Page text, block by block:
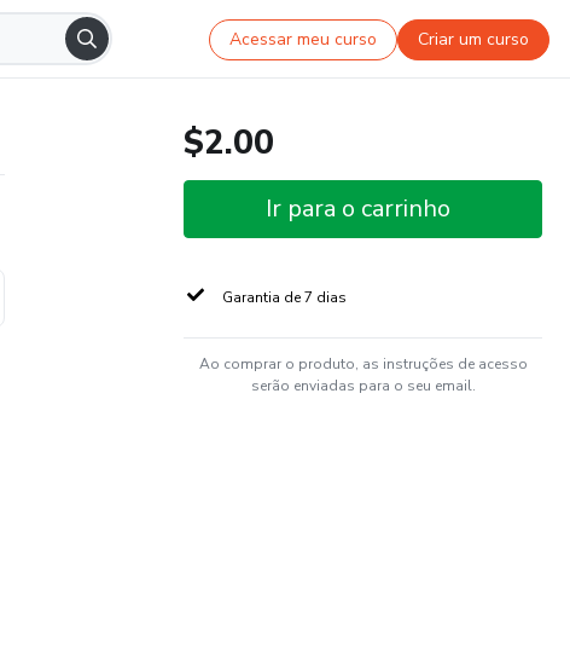
Acessar meu curso Criar um curso
$2.00
Ir para o carrinho
Garantia de 7 dias
Ao comprar o produto, as instruções de acesso
serão enviadas para o seu email.